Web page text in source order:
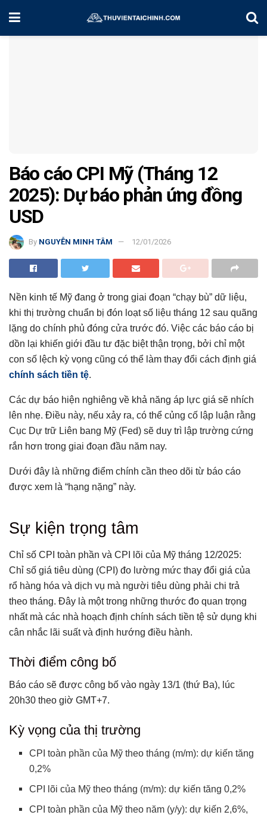
Home Chiến Lược Đầu Tư
Báo cáo CPI Mỹ (Tháng 12
2025): Dự báo phản ứng đồng
USD
By NGUYỄN MINH TÂM 12/01/2026
Nền kinh tế Mỹ đang ở trong giai đoạn “chạy bù” dữ liệu,
khi thị trường chuẩn bị đón loạt số liệu tháng 12 sau quãng
lặng do chính phủ đóng cửa trước đó. Việc các báo cáo bị
dồn lại khiến giới đầu tư đặc biệt thận trọng, bởi chỉ một
con số lệch kỳ vọng cũng có thể làm thay đổi cách định giá
chính sách tiền tệ.
Các dự báo hiện nghiêng về khả năng áp lực giá sẽ nhích
lên nhẹ. Điều này, nếu xảy ra, có thể củng cố lập luận rằng
Cục Dự trữ Liên bang Mỹ (Fed) sẽ duy trì lập trường cứng
rắn hơn trong giai đoạn đầu năm nay.
Dưới đây là những điểm chính cần theo dõi từ báo cáo
được xem là “hạng nặng” này.
Sự kiện trọng tâm
Thời điểm công bố
Kỳ vọng của thị trường
Các lần công bố trước và tác động tới đồng USD
Ngày 24/10/2025
Ngày 11/9/2025
Ngày 12/8/2025
Các dữ liệu liên quan kể từ lần công bố gần nhất
Xác suất biến động giá và tâm lý rủi ro:
Kịch bản cho đồng USD
Có thể bạn chưa biết
Sự kiện trọng tâm
Chỉ số CPI toàn phần và CPI lõi của Mỹ tháng 12/2025:
Chỉ số giá tiêu dùng (CPI) đo lường mức thay đổi giá của
rổ hàng hóa và dịch vụ mà người tiêu dùng phải chi trả
theo tháng. Đây là một trong những thước đo quan trọng
nhất mà các nhà hoạch định chính sách tiền tệ sử dụng khi
cân nhắc lãi suất và định hướng điều hành.
Thời điểm công bố
Báo cáo sẽ được công bố vào ngày 13/1 (thứ Ba), lúc
20h30 theo giờ GMT+7.
Kỳ vọng của thị trường
CPI toàn phần của Mỹ theo tháng (m/m): dự kiến tăng
0,2%
CPI lõi của Mỹ theo tháng (m/m): dự kiến tăng 0,2%
CPI toàn phần của Mỹ theo năm (y/y): dự kiến 2,6%,